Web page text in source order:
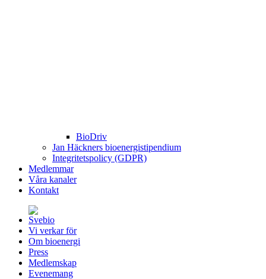
BioDriv
Jan Häckners bioenergistipendium
Integritetspolicy (GDPR)
Medlemmar
Våra kanaler
Kontakt
Vi verkar för
Om bioenergi
Press
Medlemskap
Evenemang